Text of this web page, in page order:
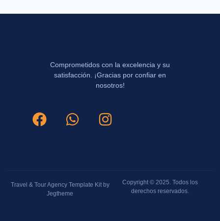
Comprometidos con la excelencia y su
satisfacción. ¡Gracias por confiar en
nosotros!
Travel & Tour Agency Template Kit by
Jegtheme
Copyright © 2025. Todos los
derechos reservados.